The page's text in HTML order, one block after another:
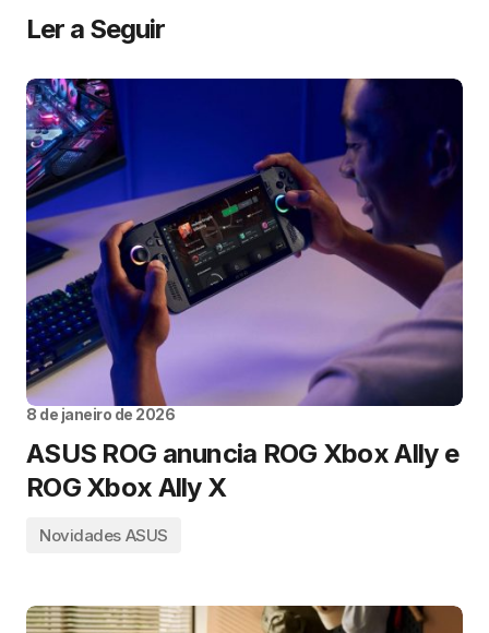
Ler a Seguir
8 de janeiro de 2026
ASUS ROG anuncia ROG Xbox Ally e
ROG Xbox Ally X
Novidades ASUS